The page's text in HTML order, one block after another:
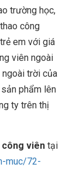
trường học,
công
em với giá
viên ngoài
trời của
phẩm lên
ty trên thị
viên tại
muc/72-